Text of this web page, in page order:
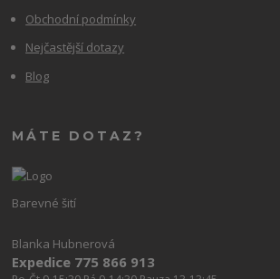
Obchodní podmínky
Nejčastější dotazy
Blog
MÁTE DOTAZ?
Barevné šití
Blanka Hubnerová
Expedice 775 866 913